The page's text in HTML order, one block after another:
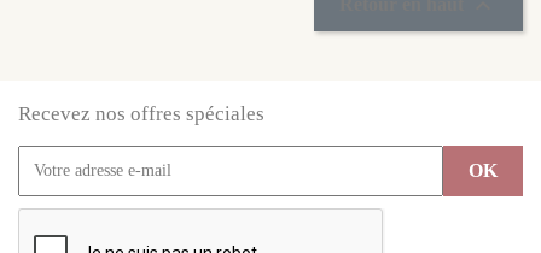
Recevez nos offres spéciales